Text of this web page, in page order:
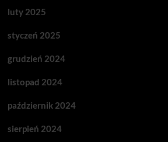
luty 2025
styczeń 2025
grudzień 2024
listopad 2024
październik 2024
sierpień 2024